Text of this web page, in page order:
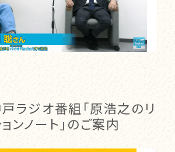
ラジオ番組「原浩之のリ
ンノート」のご案内